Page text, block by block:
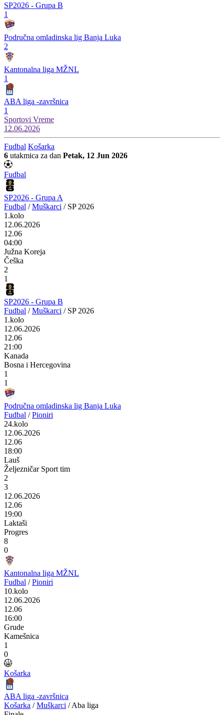
SP2026 - Grupa B
1
Područna omladinska lig Banja Luka
2
Kantonalna liga MŽNL
1
ABA liga -završnica
1
Sportovi Vreme
12.06.2026
Fudbal Košarka
6 utakmica za dan Petak, 12 Jun 2026
Fudbal
SP2026 - Grupa A
Fudbal / Muškarci / SP 2026
1.kolo
12.06.2026
12.06
04:00
Južna Koreja
Češka
2
1
SP2026 - Grupa B
Fudbal / Muškarci / SP 2026
1.kolo
12.06.2026
12.06
21:00
Kanada
Bosna i Hercegovina
1
1
Područna omladinska lig Banja Luka
Fudbal / Pioniri
24.kolo
12.06.2026
12.06
18:00
Lauš
Željezničar Sport tim
2
3
12.06.2026
12.06
19:00
Laktaši
Progres
8
0
Kantonalna liga MŽNL
Fudbal / Pioniri
10.kolo
12.06.2026
12.06
16:00
Grude
Kamešnica
1
0
Košarka
ABA liga -završnica
Košarka / Muškarci / Aba liga